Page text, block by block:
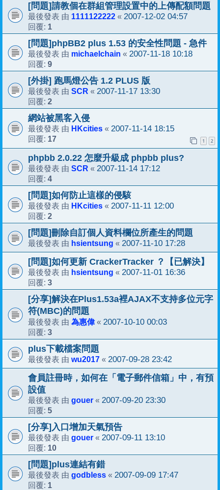
[問題]請教個在群組管理設置中的上傳配額問題
最後發表 由 1111122222 « 2007-12-02 04:57
回覆: 1
[問題]phpBB2 plus 1.53 的安全性問題 - 急件
最後發表 由 michaelchain « 2007-11-18 10:18
回覆: 9
[外掛] 跑馬燈公告 1.2 PLUS 版
最後發表 由 SCR « 2007-11-17 13:30
回覆: 2
網站被黑客入侵
最後發表 由 HKcities « 2007-11-14 18:15
回覆: 17 1 2
phpbb 2.0.22 怎麼升級成 phpbb plus?
最後發表 由 SCR « 2007-11-14 17:12
回覆: 4
[問題]如何防止這樣的侵駭
最後發表 由 HKcities « 2007-11-11 12:00
回覆: 2
[問題]刪除自訂個人資料欄位所產生的問題
最後發表 由 hsientsung « 2007-11-10 17:28
[問題]如何更新 CrackerTracker ？【已解決】
最後發表 由 hsientsung « 2007-11-01 16:36
回覆: 3
[分享]解決在Plus1.53a裡AJAX不支持多位元字
符(MBC)的問題
最後發表 由 為惠偉« 2007-10-10 00:03
回覆: 3
plus下載檔案問題
最後發表 由 wu2017 « 2007-09-28 23:42
會員註冊時，如何在「電子郵件信箱」中，有預
設值
最後發表 由 gouer « 2007-09-20 23:30
回覆: 5
[分享]入口增加天氣預告
最後發表 由 gouer « 2007-09-11 13:10
回覆: 10
[問題]plus連結有錯
最後發表 由 godbless « 2007-09-09 17:47
回覆: 1